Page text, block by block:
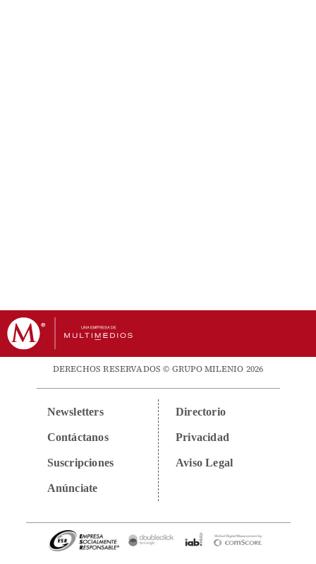
DERECHOS RESERVADOS © GRUPO MILENIO 2026
Newsletters
Contáctanos
Suscripciones
Anúnciate
Directorio
Privacidad
Aviso Legal